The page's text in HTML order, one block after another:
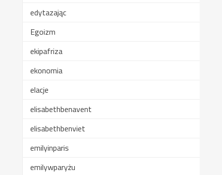
edytazając
Egoizm
ekipafriza
ekonomia
elacje
elisabethbenavent
elisabethbenviet
emilyinparis
emilywparyżu